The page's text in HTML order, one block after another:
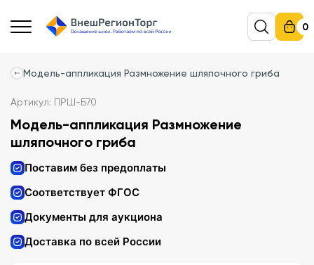
0
Модель-аппликация Размножение шляпочного гриба
Артикул: ПРШ-Б70
Модель-аппликация Размножение
шляпочного гриба
Поставим без предоплаты
Соответствует ФГОС
Документы для аукциона
Доставка по всей России